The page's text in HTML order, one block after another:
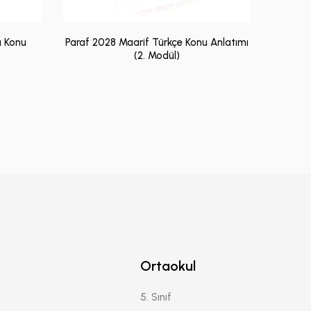
Paraf 2028 Maarif Türkçe Konu Anlatımı
(2. Modül)
Ortaokul
5. Sınıf